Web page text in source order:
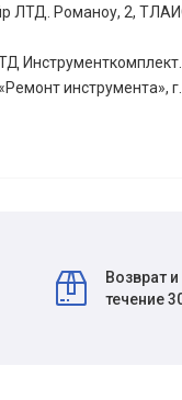
ЛТД. Романоу, 2,
Инструменткомплект.
инструмента»,
Возврат
течение